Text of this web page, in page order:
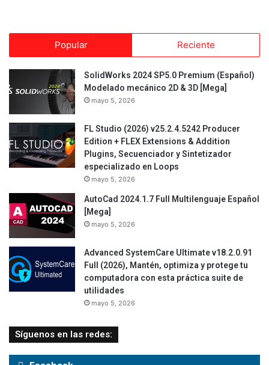
Popular Reciente
SolidWorks 2024 SP5.0 Premium (Español)
Modelado mecánico 2D & 3D [Mega]
mayo 5, 2026
FL Studio (2026) v25.2.4.5242 Producer
Edition + FLEX Extensions & Addition
Plugins, Secuenciador y Sintetizador
especializado en Loops
mayo 5, 2026
AutoCad 2024.1.7 Full Multilenguaje Español
[Mega]
mayo 5, 2026
Advanced SystemCare Ultimate v18.2.0.91
Full (2026), Mantén, optimiza y protege tu
computadora con esta práctica suite de
utilidades
mayo 5, 2026
Síguenos en las redes: